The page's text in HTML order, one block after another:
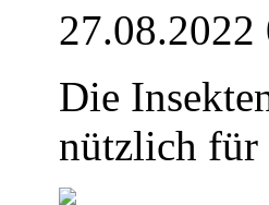
27.08.2022
Die
nützlich für